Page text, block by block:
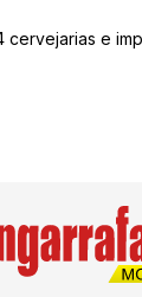
cervejarias e